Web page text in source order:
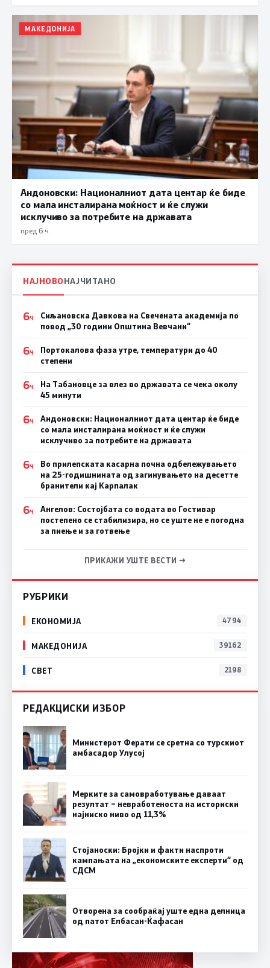
МАКЕДОНИЈА
Андоновски: Националниот дата центар ќе биде
со мала инсталирана моќност и ќе служи
исклучиво за потребите на државата
пред 6 ч.
НАЈНОВОНАЈЧИТАНО
6Ч
Сиљановска Давкова на Свечената академија по
повод „30 години Општина Вевчани“
6Ч
Портокалова фаза утре, температури до 40
степени
6Ч
На Табановце за влез во државата се чека околу
45 минути
6Ч
Андоновски: Националниот дата центар ќе биде
со мала инсталирана моќност и ќе служи
исклучиво за потребите на државата
6Ч
Во прилепската касарна почна одбележувањето
на 25-годишнината од загинувањето на десетте
бранители кај Карпалак
6Ч
Ангелов: Состојбата со водата во Гостивар
постепено се стабилизира, но се уште не е погодна
за пиење и за готвење
ПРИКАЖИ УШТЕ ВЕСТИ →
РУБРИКИ
ЕКОНОМИЈА 4794
МАКЕДОНИЈА 39162
СВЕТ 2198
РЕДАКЦИСКИ ИЗБОР
Министерот Ферати се сретна со турскиот
амбасадор Улусој
Мерките за самовработување даваат
резултат – невработеноста на историски
најниско ниво од 11,3%
Стојаноски: Бројки и факти наспроти
кампањата на „економските експерти“ од
СДСM
Отворена за сообраќај уште една делница
од патот Елбасан-Ќафасан